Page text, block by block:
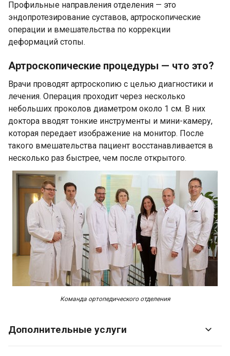
Профильные направления отделения — это
эндопротезирование суставов, артроскопические
операции и вмешательства по коррекции
деформаций стопы.
Артроскопические процедуры — что это?
Врачи проводят артроскопию с целью диагностики и
лечения. Операция проходит через несколько
небольших проколов диаметром около 1 см. В них
доктора вводят тонкие инструменты и мини-камеру,
которая передает изображение на монитор. После
такого вмешательства пациент восстанавливается в
несколько раз быстрее, чем после открытого.
Команда ортопедического отделения
Дополнительные услуги